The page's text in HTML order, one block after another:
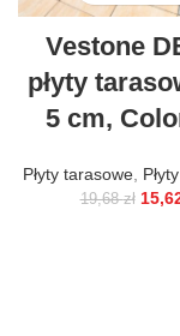
Vestone
płyty
5 cm,
Płyty tarasowe
19,68zł